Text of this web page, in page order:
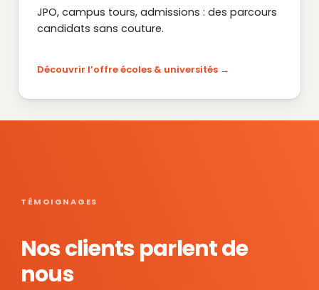
JPO, campus tours, admissions : des parcours
candidats sans couture.
Découvrir l’offre écoles & universités
TÉMOIGNAGES
Nos clients parlent de
nous